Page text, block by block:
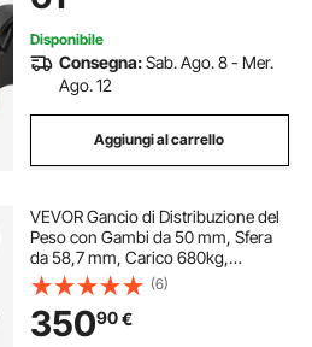
Disponibile
Consegna:Sab. Ago. 8 - Mer.
Ago. 12
Aggiungi al carrello
VEVOR Gancio di Distribuzione del
Peso con Gambi da 50 mm, Sfera
da 58,7 mm, Carico 680kg,
Controllo dell'Oscillazione del
Rimorchio per Livellamento del
Carico, Verniciato a Polvere, Nera
(6)
35090€